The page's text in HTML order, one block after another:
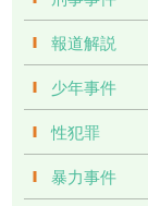
報道解説
少年事件
性犯罪
暴力事件